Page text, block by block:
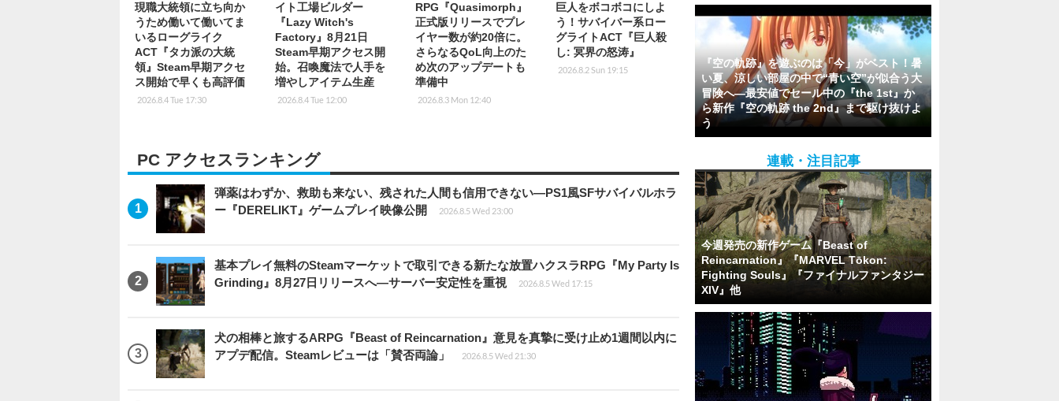
現職大統領に立ち向か
うため働いて働いてま
いるローグライク
ACT『タカ派の大統
領』Steam早期アクセ
ス開始で早くも高評価
2026.8.4 Tue 17:30
イト工場ビルダー
『Lazy Witch's
Factory』8月21日
Steam早期アクセス開
始。召喚魔法で人手を
増やしアイテム生産
2026.8.4 Tue 12:00
RPG『Quasimorph』
正式版リリースでプレ
イヤー数が約20倍に。
さらなるQoL向上のた
め次のアップデートも
準備中
2026.8.3 Mon 12:40
巨人をボコボコにしよ
う！サバイバー系ロー
グライトACT『巨人殺
し: 冥界の怒涛』
2026.8.2 Sun 19:15
PC アクセスランキング
弾薬はわずか、救助も来ない、残された人間も信用できない―PS1風SFサバイバルホラ
ー『DERELIKT』ゲームプレイ映像公開
2026.8.5 Wed 23:00
基本プレイ無料のSteamマーケットで取引できる新たな放置ハクスラRPG『My Party Is
Grinding』8月27日リリースへ―サーバー安定性を重視
2026.8.5 Wed 17:15
犬の相棒と旅するARPG『Beast of Reincarnation』意見を真摯に受け止め1週間以内に
アプデ配信。Steamレビューは「賛否両論」
2026.8.5 Wed 21:30
『空の軌跡』を遊ぶのは「今」がベスト！暑
い夏、涼しい部屋の中で“青い空”が似合う大
冒険へ―最安値でセール中の『the 1st』か
ら新作『空の軌跡 the 2nd』まで駆け抜けよ
う
連載・注目記事
今週発売の新作ゲーム『Beast of
Reincarnation』『MARVEL Tōkon:
Fighting Souls』『ファイナルファンタジー
XIV』他